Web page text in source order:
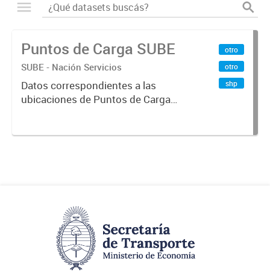
Puntos de Carga SUBE
SUBE - Nación Servicios
Datos correspondientes a las
ubicaciones de Puntos de Carga
otro
otro
shp